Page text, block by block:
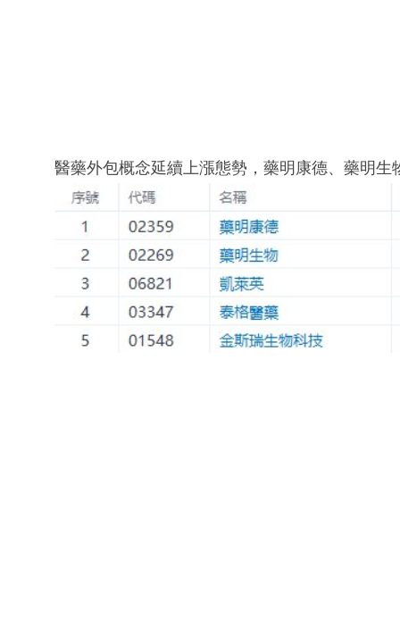
醫藥外包概念延續上漲態勢，藥明康德、藥明